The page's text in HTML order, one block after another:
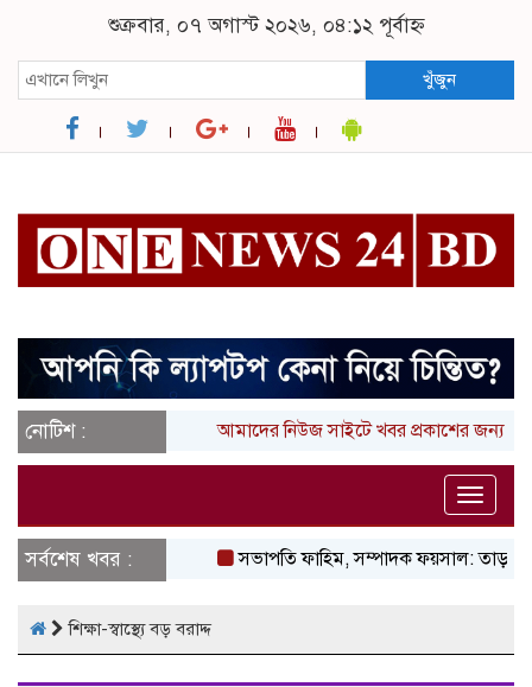
শুক্রবার, ০৭ অগাস্ট ২০২৬, ০৪:১২ পূর্বাহ্ন
খুঁজুন
নোটিশ : আমাদের নিউজ সাইটে খবর প্রকাশের জন্য
Toggle
সর্বশেষ খবর :
সভাপতি ফাহিম, সম্পাদক ফয়সাল:
শিক্ষা-স্বাস্থ্যে বড় বরাদ্দ